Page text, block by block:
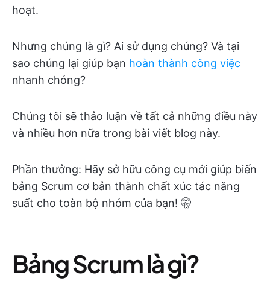
hoạt.
Nhưng chúng là gì? Ai sử dụng chúng? Và tại
sao chúng lại giúp bạn hoàn thành công việc
nhanh chóng?
Chúng tôi sẽ thảo luận về tất cả những điều này
và nhiều hơn nữa trong bài viết blog này.
Phần thưởng: Hãy sở hữu công cụ mới giúp biến
bảng Scrum cơ bản thành chất xúc tác năng
suất cho toàn bộ nhóm của bạn! 🤫
Bảng Scrum là gì?